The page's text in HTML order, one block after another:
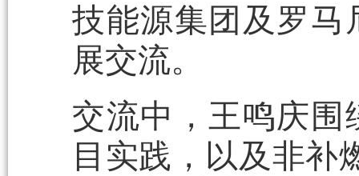
技能源集团及罗马
展交流。
交流中，王鸣庆围
目实践，以及非补